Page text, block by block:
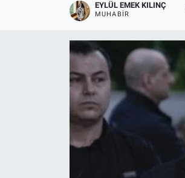
EYLÜL EMEK KILINÇ
MUHABIR